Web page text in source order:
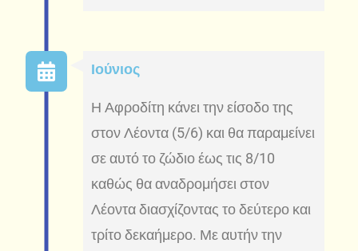
Ιούνιος
Η Αφροδίτη κάνει την είσοδο της
στον Λέοντα (5/6) και θα παραμείνει
σε αυτό το ζώδιο έως τις 8/10
καθώς θα αναδρομήσει στον
Λέοντα διασχίζοντας το δεύτερο και
τρίτο δεκαήμερο. Με αυτήν την